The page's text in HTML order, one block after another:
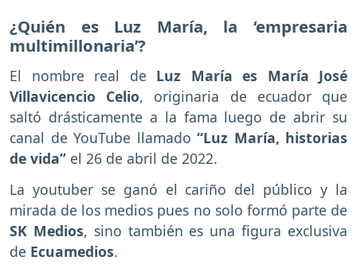
¿Quién es Luz María, la ‘empresaria
multimillonaria’?
El nombre real de Luz María es María José
Villavicencio Celio, originaria de ecuador que
saltó drásticamente a la fama luego de abrir su
canal de YouTube llamado “Luz María, historias
de vida” el 26 de abril de 2022.
La youtuber se ganó el cariño del público y la
mirada de los medios pues no solo formó parte de
SK Medios, sino también es una figura exclusiva
de Ecuamedios.